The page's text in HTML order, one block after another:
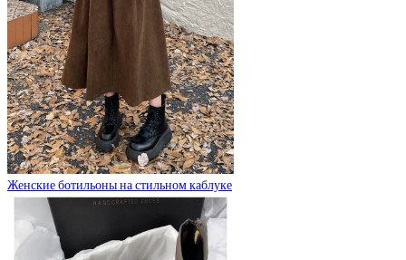
Женские ботильоны на стильном каблуке